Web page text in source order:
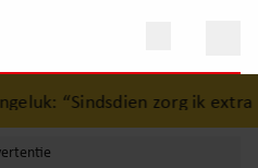
zorg ik extra goed voor